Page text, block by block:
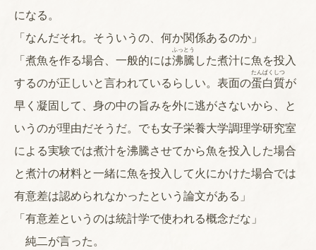
になる。
「なんだそれ。そういうの、何か関係あるのか」
「煮魚を作る場合、一般的には沸
ふっ
騰
とう
した煮汁に魚を投入
するのが正しいと言われているらしい。表面の蛋
たん
白
ぱく
質
しつ
が
早く凝固して、身の中の旨みを外に逃がさないから、と
いうのが理由だそうだ。でも女子栄養大学調理学研究室
による実験では煮汁を沸騰させてから魚を投入した場合
と煮汁の材料と一緒に魚を投入して火にかけた場合では
有意差は認められなかったという論文がある」
「有意差というのは統計学で使われる概念だな」
純二が言った。